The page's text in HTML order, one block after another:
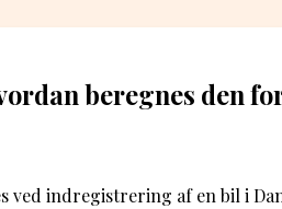
beregnes den
ved indregistrering af en bil i